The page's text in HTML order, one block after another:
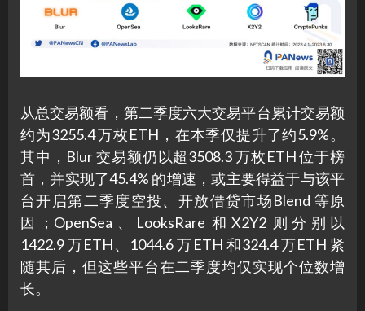
从总交易额看，第二季度六大交易平台累计交易额
约为3255.4 万枚ETH，在本季仅提升了约5.9%。
其中，Blur 交易额仍以超3508.3 万枚ETH 位于榜
首，并实现了45.4% 的增速，或主要得益于与该平
台开启第二季度空投、开放借贷市场Blend 等原
因；OpenSea、LooksRare 和X2Y2 则分别以
1422.9 万ETH、1044.6 万ETH 和324.4 万ETH 紧
随其后，但这些平台在二季度均仅实现个位数增
长。